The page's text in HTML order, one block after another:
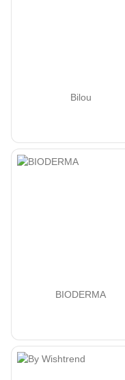
Bilou
BIODERMA